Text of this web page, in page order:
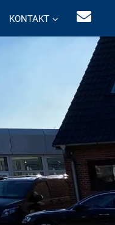
KONTAKT